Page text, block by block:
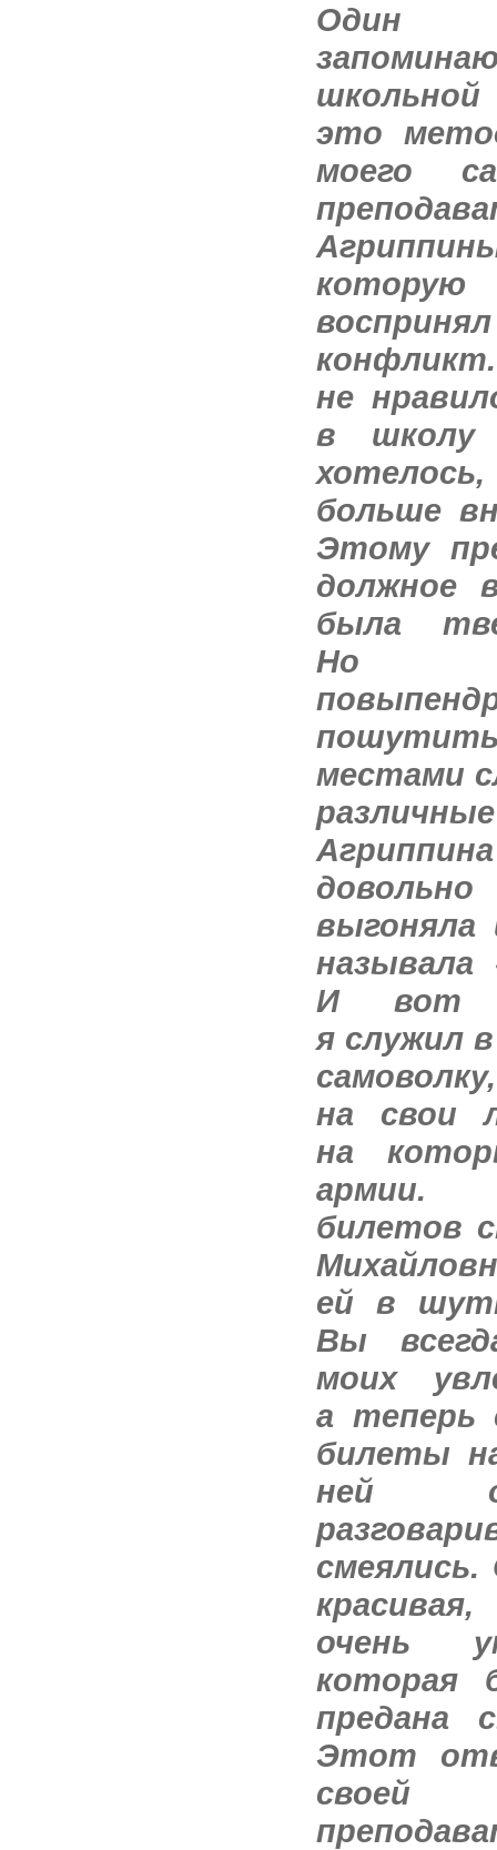
Один
это
моего
не
в школу
больше
Этому
должное
была
Но
местами
выгоняла
называла
И вот
я служил
на свои
на
армии.
билетов
ей в
Вы
моих
а теперь
билеты
ней
очень
которая
предана
Этот